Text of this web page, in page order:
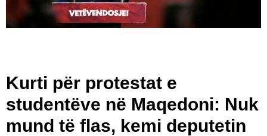
Kurti për protestat e
studentëve në Maqedoni: Nuk
mund të flas, kemi deputetin